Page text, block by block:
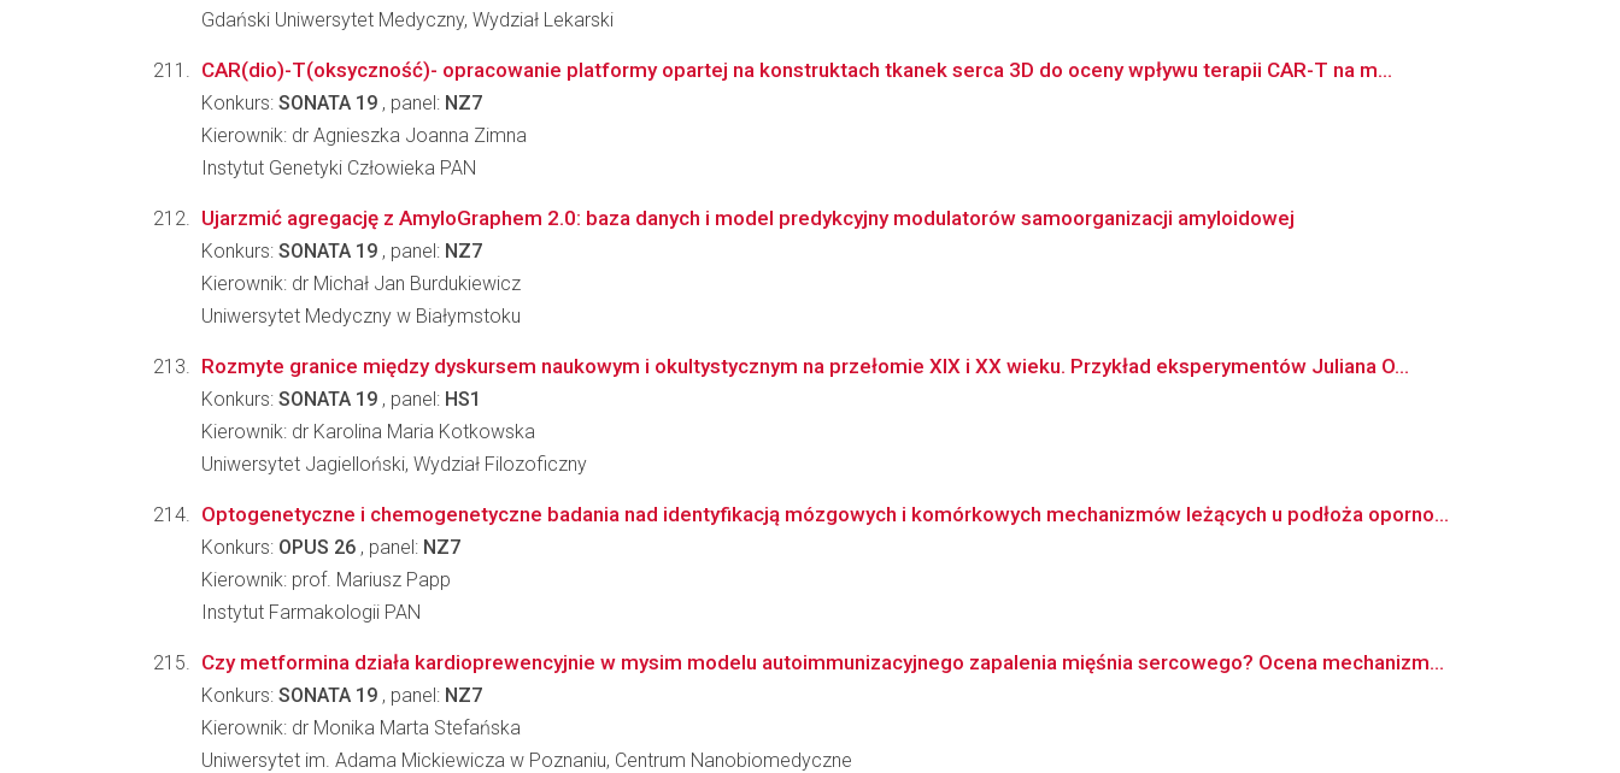
Gdański Uniwersytet Medyczny, Wydział Lekarski
CAR(dio)-T(oksyczność)- opracowanie platformy opartej na konstruktach tkanek serca 3D do oceny wpływu terapii CAR-T na m...
Konkurs: SONATA 19 , panel: NZ7
Kierownik: dr Agnieszka Joanna Zimna
Instytut Genetyki Człowieka PAN
Ujarzmić agregację z AmyloGraphem 2.0: baza danych i model predykcyjny modulatorów samoorganizacji amyloidowej
Konkurs: SONATA 19 , panel: NZ7
Kierownik: dr Michał Jan Burdukiewicz
Uniwersytet Medyczny w Białymstoku
Rozmyte granice między dyskursem naukowym i okultystycznym na przełomie XIX i XX wieku. Przykład eksperymentów Juliana O...
Konkurs: SONATA 19 , panel: HS1
Kierownik: dr Karolina Maria Kotkowska
Uniwersytet Jagielloński, Wydział Filozoficzny
Optogenetyczne i chemogenetyczne badania nad identyfikacją mózgowych i komórkowych mechanizmów leżących u podłoża oporno...
Konkurs: OPUS 26 , panel: NZ7
Kierownik: prof. Mariusz Papp
Instytut Farmakologii PAN
Czy metformina działa kardioprewencyjnie w mysim modelu autoimmunizacyjnego zapalenia mięśnia sercowego? Ocena mechanizm...
Konkurs: SONATA 19 , panel: NZ7
Kierownik: dr Monika Marta Stefańska
Uniwersytet im. Adama Mickiewicza w Poznaniu, Centrum Nanobiomedyczne